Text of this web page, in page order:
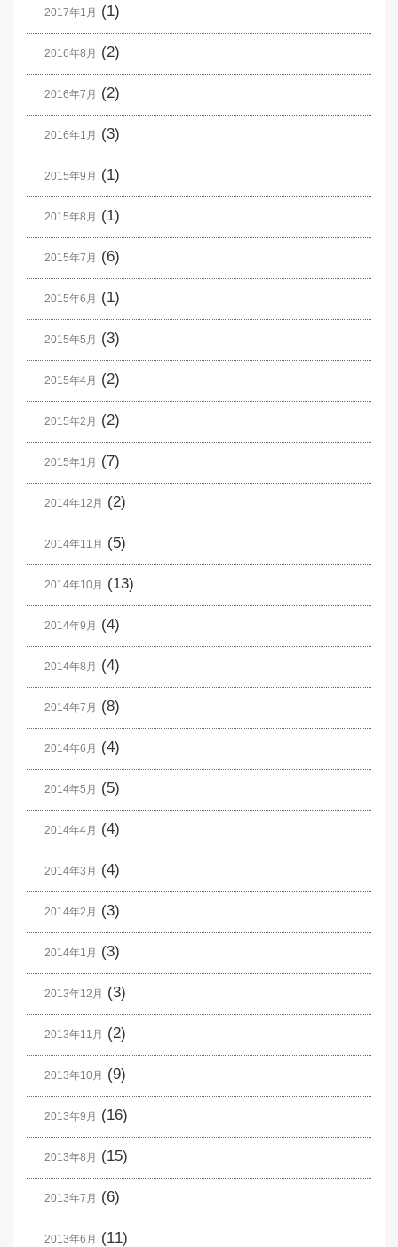
2017年1月 (1)
2016年8月 (2)
2016年7月 (2)
2016年1月 (3)
2015年9月 (1)
2015年8月 (1)
2015年7月 (6)
2015年6月 (1)
2015年5月 (3)
2015年4月 (2)
2015年2月 (2)
2015年1月 (7)
2014年12月 (2)
2014年11月 (5)
2014年10月 (13)
2014年9月 (4)
2014年8月 (4)
2014年7月 (8)
2014年6月 (4)
2014年5月 (5)
2014年4月 (4)
2014年3月 (4)
2014年2月 (3)
2014年1月 (3)
2013年12月 (3)
2013年11月 (2)
2013年10月 (9)
2013年9月 (16)
2013年8月 (15)
2013年7月 (6)
2013年6月 (11)